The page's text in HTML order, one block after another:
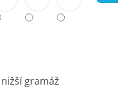
gramáž